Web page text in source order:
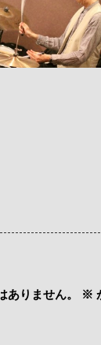
ありません。 ※